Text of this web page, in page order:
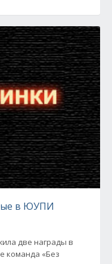
в ЮУПИ
две награды в
команда «Без